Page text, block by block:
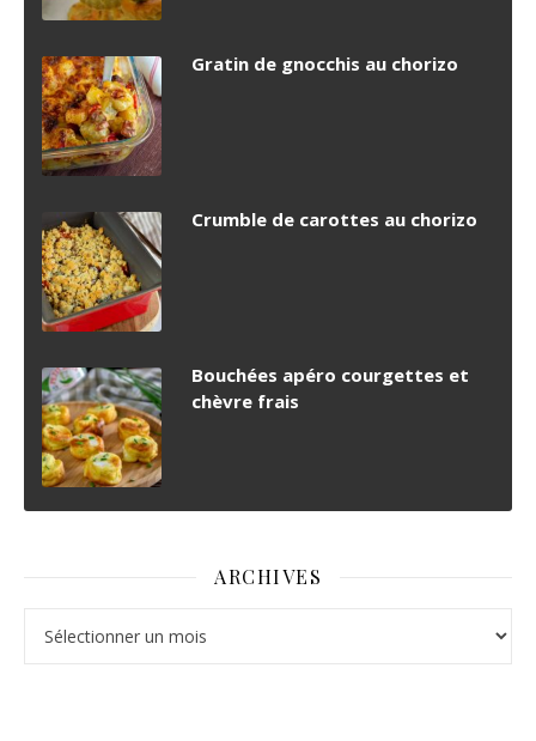
Gratin de gnocchis au chorizo
Crumble de carottes au chorizo
Bouchées apéro courgettes et
chèvre frais
ARCHIVES